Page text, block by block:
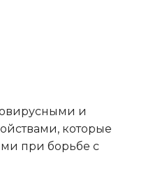
и
которые
при борьбе с